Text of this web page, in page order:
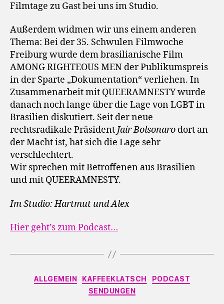
Filmtage zu Gast bei uns im Studio.
Außerdem widmen wir uns einem anderen
Thema: Bei der 35. Schwulen Filmwoche
Freiburg wurde dem brasilianische Film
AMONG RIGHTEOUS MEN der Publikumspreis
in der Sparte „Dokumentation“ verliehen. In
Zusammenarbeit mit QUEERAMNESTY wurde
danach noch lange über die Lage von LGBT in
Brasilien diskutiert. Seit der neue
rechtsradikale Präsident Jaír Bolsonaro dort an
der Macht ist, hat sich die Lage sehr
verschlechtert.
Wir sprechen mit Betroffenen aus Brasilien
und mit QUEERAMNESTY.
Im Studio: Hartmut und Alex
Hier geht’s zum Podcast…
Kategorien
ALLGEMEIN KAFFEEKLATSCH
PODCAST
SENDUNGEN